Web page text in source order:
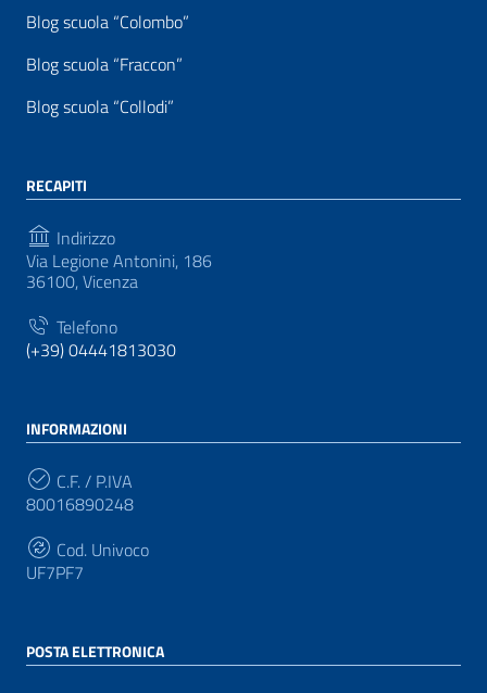
Blog scuola “Colombo”
Blog scuola “Fraccon”
Blog scuola “Collodi”
RECAPITI
Indirizzo
Via Legione Antonini, 186
36100, Vicenza
Telefono
(+39) 04441813030
INFORMAZIONI
C.F. / P.IVA
80016890248
Cod. Univoco
UF7PF7
POSTA ELETTRONICA